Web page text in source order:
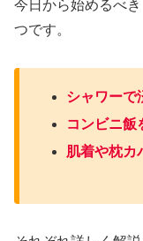
今日から始めるべ
つです。
シャワーで
コンビニ飯
肌着や枕カ